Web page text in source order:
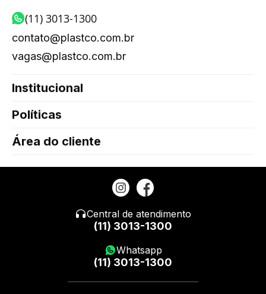
(11) 3013-1300
contato@plastco.com.br
vagas@plastco.com.br
Institucional
Políticas
Área do cliente
Central de atendimento
(11) 3013-1300
Whatsapp
(11) 3013-1300